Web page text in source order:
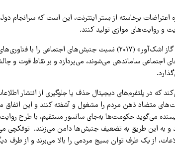
اعتراضات برخاسته از بستر اینترنت، این است که
و روایت‌های موازی تولید کنند.
«زینب توفکچی» در کتاب «توییتر و گاز اشک‌آور» (۲۰۱۷) نسبت جنبش‌های
اجتماعی ساماندهی می‌شوند، می‌پردازد و بر نقاط قوت و
که در پلتفرم‌های دیجیتال حذف یا جلوگیری از انتشار
متضاد ذهن مردم را مشغول و آشفته کنند و این اتفاق
می‌گوید حکومت‌ها به‌جای سانسور مستقیم، با طرح
و به این طریق به تضعیف جنبش‌ها دامن می‌زنند. توفکچی
از یک طرف توان بسیج مردمی را بالا می‌برند و از طرف